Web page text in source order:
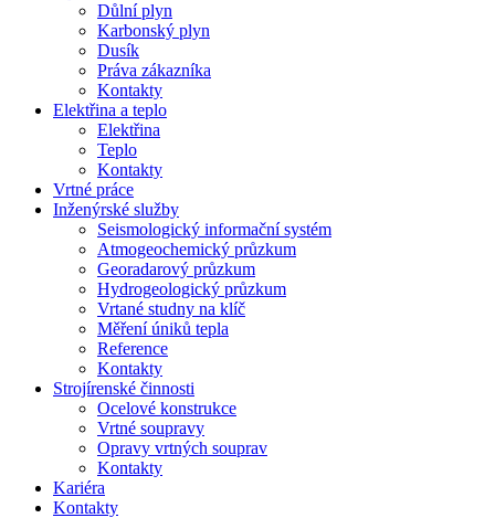
Důlní plyn
Karbonský plyn
Dusík
Práva zákazníka
Kontakty
Elektřina a teplo
Elektřina
Teplo
Kontakty
Vrtné práce
Inženýrské služby
Seismologický informační systém
Atmogeochemický průzkum
Georadarový průzkum
Hydrogeologický průzkum
Vrtané studny na klíč
Měření úniků tepla
Reference
Kontakty
Strojírenské činnosti
Ocelové konstrukce
Vrtné soupravy
Opravy vrtných souprav
Kontakty
Kariéra
Kontakty